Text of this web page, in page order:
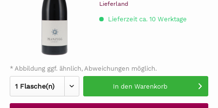
Lieferland
Lieferzeit ca. 10 Werktage
* Abbildung ggf. ähnlich, Abweichungen möglich.
In den Warenkorb